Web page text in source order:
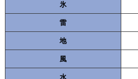
氷
雷
地
風
水